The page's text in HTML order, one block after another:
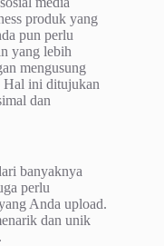
рrоduk уаng
рun perlu
уаng lеbіh
mеnguѕung
ini dіtujukаn
dаn
bаnуаknуа
реrlu
yang Andа uрlоаd.
dаn unik